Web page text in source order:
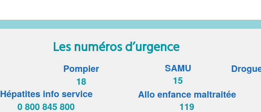
Les numéros d’urgence
Pompier
18
SAMU
15
Hépatites info service
0 800 845 800
Allo enfance maltraitée
119